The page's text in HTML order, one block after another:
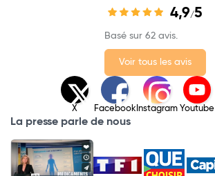
4,9/5
Basé sur 62 avis.
Voir tous les avis
X Facebook Instagram Youtube
La presse parle de nous